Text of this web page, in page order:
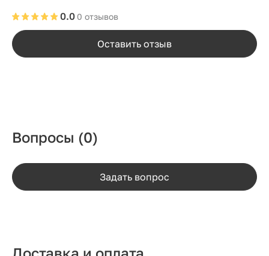
0 отзывов
0.0
Оставить отзыв
Вопросы (0)
Задать вопрос